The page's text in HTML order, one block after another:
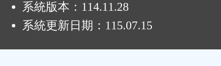
系統版本： 114.11.28
系統更新日期： 115.07.15